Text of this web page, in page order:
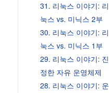
31. 리눅스 이야기: 리
눅스 vs. 미닉스 2부
30. 리눅스 이야기: 리
눅스 vs. 미닉스 1부
29. 리눅스 이야기: 진
정한 자유 운영체제
28. 리눅스 이야기: 운